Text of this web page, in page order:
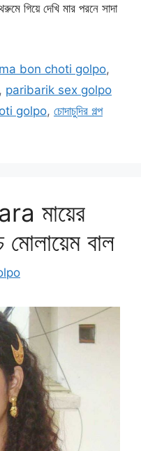
গিয়ে দেখি মার পরনে সাদা
ma bon choti golpo,
, paribarik sex golpo
golpo, চোদাচুদির গল্প
মায়ের
বাল